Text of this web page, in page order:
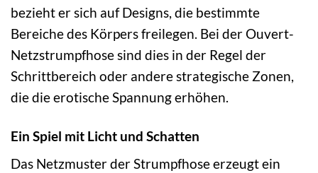
bezieht er sich auf Designs, die bestimmte
Bereiche des Körpers freilegen. Bei der Ouvert-
Netzstrumpfhose sind dies in der Regel der
Schrittbereich oder andere strategische Zonen,
die die erotische Spannung erhöhen.
Ein Spiel mit Licht und Schatten
Das Netzmuster der Strumpfhose erzeugt ein